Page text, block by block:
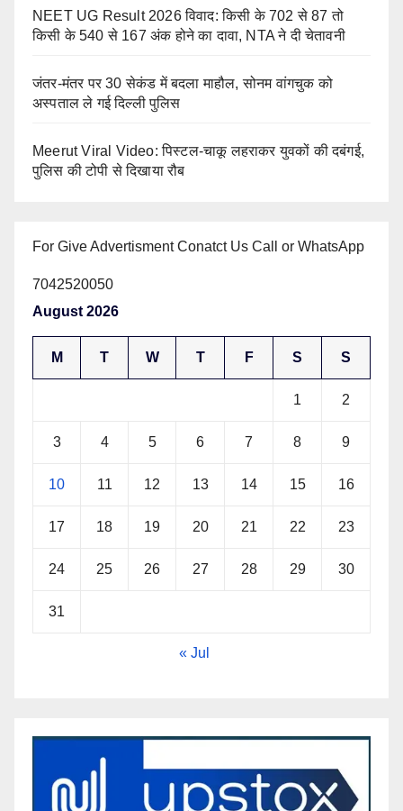
NEET UG Result 2026 विवाद: किसी के 702 से 87 तो
किसी के 540 से 167 अंक होने का दावा, NTA ने दी चेतावनी
जंतर-मंतर पर 30 सेकंड में बदला माहौल, सोनम वांगचुक को
अस्पताल ले गई दिल्ली पुलिस
Meerut Viral Video: पिस्टल-चाकू लहराकर युवकों की दबंगई,
पुलिस की टोपी से दिखाया रौब
For Give Advertisment Conatct Us Call or WhatsApp
7042520050
August 2026
M T W T F S S
1 2
3 4 5 6 7 8 9
10 11 12 13 14 15 16
17 18 19 20 21 22 23
24 25 26 27 28 29 30
31
« Jul